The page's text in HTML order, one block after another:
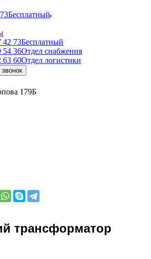
Бесплатный
42 73Бесплатный
54 36Отдел снабжения
63 60Отдел логистики
звонок
179Б
трансформатор